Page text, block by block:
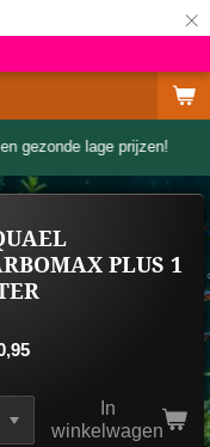
×
gezonde lage prijzen!
PLUS 1
In
winkelwagen